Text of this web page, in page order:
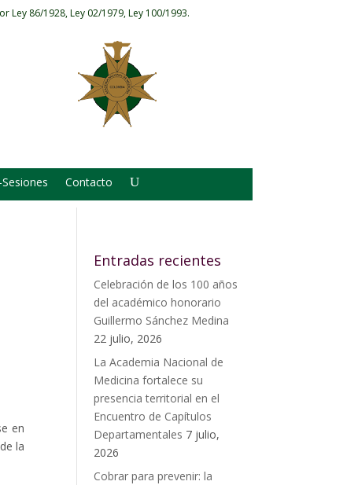
Ley 86/1928, Ley 02/1979, Ley 100/1993.
Contacto
en
la
Entradas recientes
Celebración de los 100 años
del académico honorario
Guillermo Sánchez Medina
22 julio, 2026
La Academia Nacional de
Medicina fortalece su
presencia territorial en el
Encuentro de Capítulos
Departamentales 7 julio,
2026
Cobrar para prevenir: la